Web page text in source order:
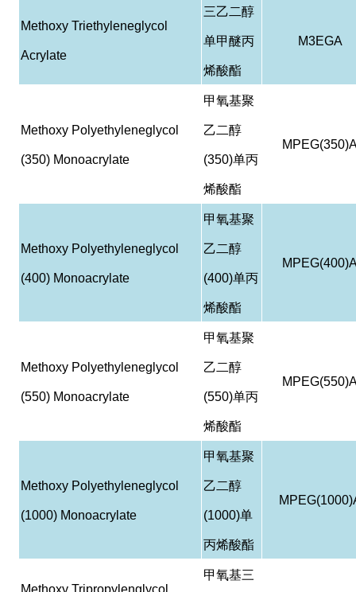
Methoxy Triethyleneglycol
Acrylate
三乙二醇
单甲醚丙
烯酸酯
M3EGA
Methoxy Polyethyleneglycol
(350) Monoacrylate
甲氧基聚
乙二醇
(350)单丙
烯酸酯
Methoxy Polyethyleneglycol
(400) Monoacrylate
甲氧基聚
乙二醇
(400)单丙
烯酸酯
Methoxy Polyethyleneglycol
(550) Monoacrylate
甲氧基聚
乙二醇
(550)单丙
烯酸酯
Methoxy Polyethyleneglycol
(1000) Monoacrylate
甲氧基聚
乙二醇
(1000)单
丙烯酸酯
Methoxy Tripropylenglycol
甲氧基三